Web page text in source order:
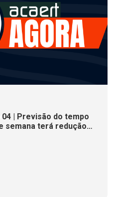
04 | Previsão do tempo
semana terá redução